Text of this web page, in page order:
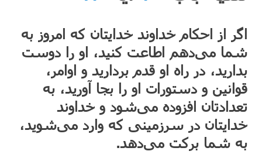
اگر از احکام خداوند خدایتان که امروز به
شما می‌دهم اطاعت کنید، او را دوست
بدارید، در راه او قدم بردارید و اوامر،
قوانین و دستورات او را بجا آورید، به
تعدادتان افزوده می‌شود و خداوند
خدایتان در سرزمینی که وارد می‌شوید،
به شما برکت می‌دهد.